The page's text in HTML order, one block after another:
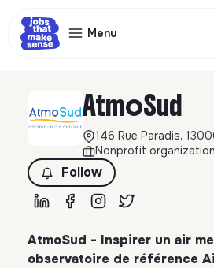
Menu
AtmoSud
146 Rue Paradis,
Nonprofit organization
Follow
AtmoSud - Inspirer un air
observatoire de référence